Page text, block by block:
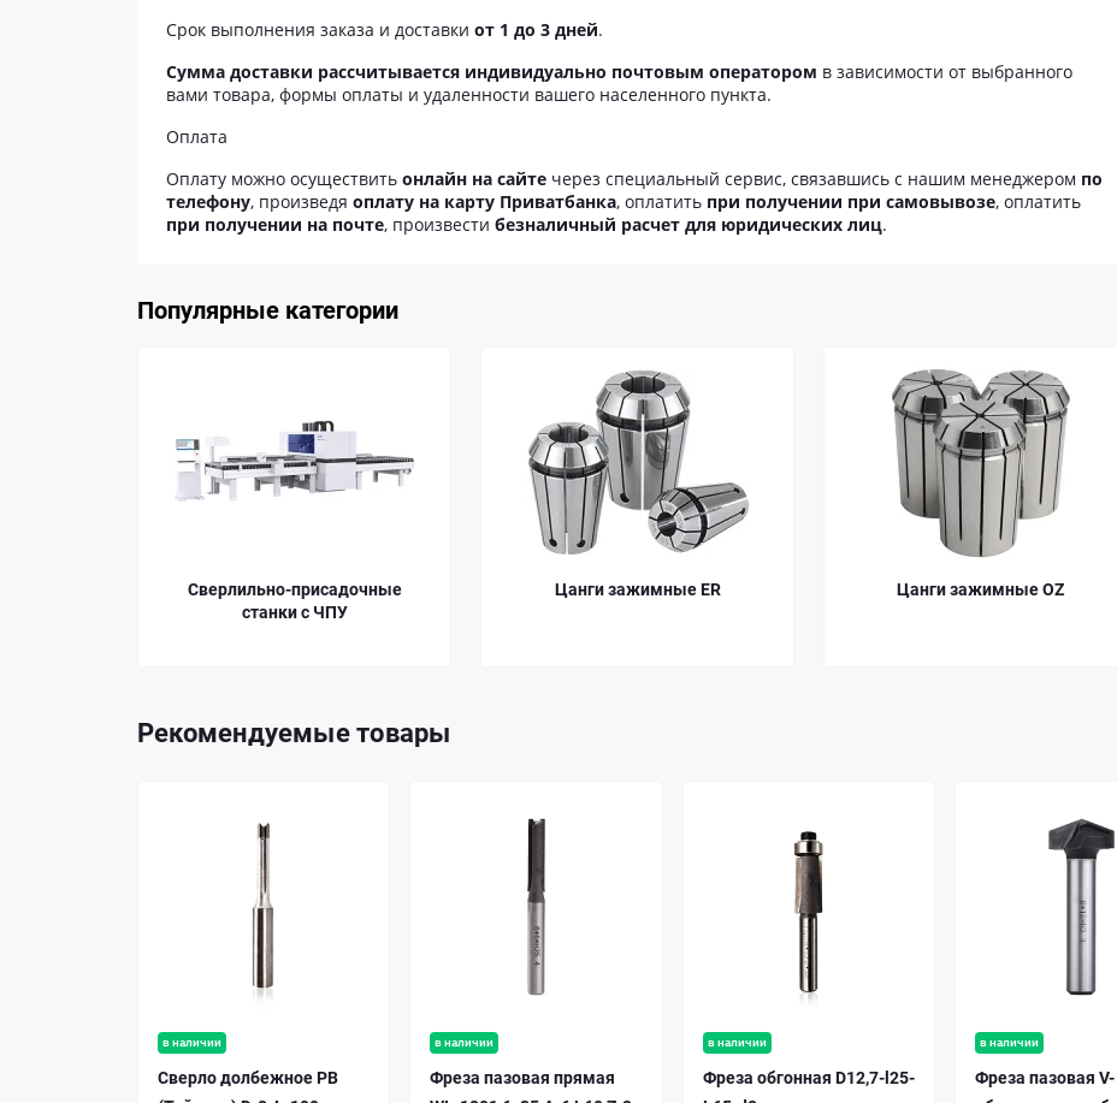
Срок выполнения заказа и доставки от 1 до 3 дней.
Сумма доставки рассчитывается индивидуально почтовым оператором в зависимости от выбранного
вами товара, формы оплаты и удаленности вашего населенного пункта.
Оплата
Оплату можно осуществить онлайн на сайте через специальный сервис, связавшись с нашим менеджером по
телефону, произведя оплату на карту Приватбанка, оплатить при получении при самовывозе, оплатить
при получении на почте, произвести безналичный расчет для юридических лиц.
Популярные категории
Сверлильно-присадочные
станки с ЧПУ
Цанги зажимные ER Цанги зажимные OZ
Рекомендуемые товары
в наличии
Сверло долбежное PB
в наличии
Фреза пазовая прямая
в наличии
Фреза обгонная D12,7-l25-
в наличии
Фреза пазовая V-